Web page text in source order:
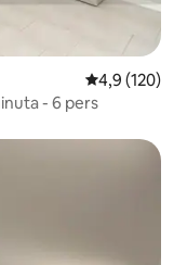
Vlerësimi
4,9 (120)
- 6 pers